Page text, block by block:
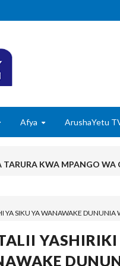
Afya ArushaYetu
KWA MPANGO WA
LESENI ZA
WAJUMBE WA
YA SIKU YA WANAWAKE DUNUNIA
YASHIRIKI